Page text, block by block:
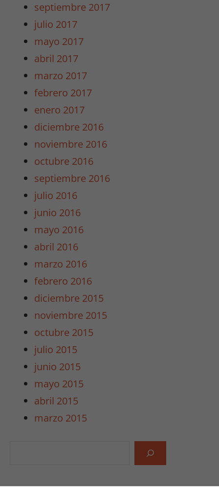
septiembre 2017
julio 2017
mayo 2017
abril 2017
marzo 2017
febrero 2017
enero 2017
diciembre 2016
noviembre 2016
octubre 2016
septiembre 2016
julio 2016
junio 2016
mayo 2016
abril 2016
marzo 2016
febrero 2016
diciembre 2015
noviembre 2015
octubre 2015
julio 2015
junio 2015
mayo 2015
abril 2015
marzo 2015